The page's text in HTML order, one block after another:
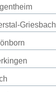
Griesbach